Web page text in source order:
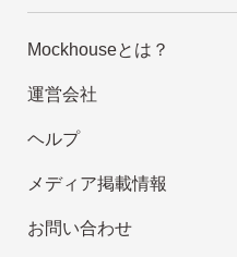
Mockhouseとは？
運営会社
ヘルプ
メディア掲載情報
お問い合わせ